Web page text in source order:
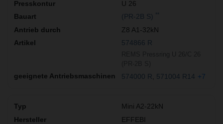
U 26
(PR-2B S)
Z8 A1-32kN
574866 R
574000 R 571004 R14 +7
Mini A2-22kN
EFFEBI